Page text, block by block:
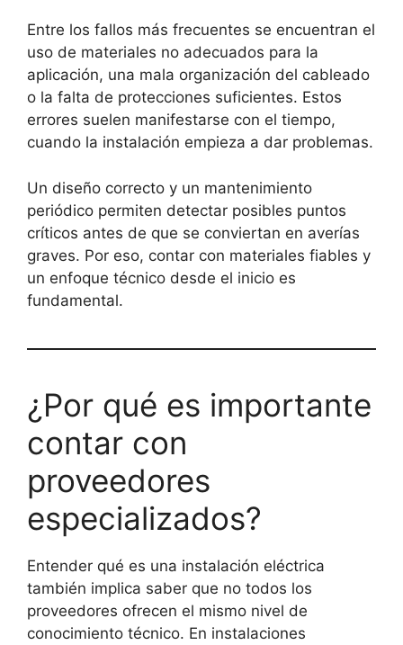
Entre los fallos más frecuentes se encuentran el
uso de materiales no adecuados para la
aplicación, una mala organización del cableado
o la falta de protecciones suficientes. Estos
errores suelen manifestarse con el tiempo,
cuando la instalación empieza a dar problemas.
Un diseño correcto y un mantenimiento
periódico permiten detectar posibles puntos
críticos antes de que se conviertan en averías
graves. Por eso, contar con materiales fiables y
un enfoque técnico desde el inicio es
fundamental.
¿Por qué es importante
contar con
proveedores
especializados?
Entender qué es una instalación eléctrica
también implica saber que no todos los
proveedores ofrecen el mismo nivel de
conocimiento técnico. En instalaciones